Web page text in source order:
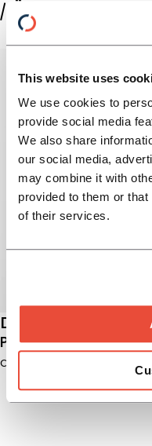
This website uses
We use cookies to
provide social media
We also share
our social media,
may combine it with
provided to them or
of their services.
//ÜBER DIE
Dr. Dirk D. Müller
Partner
dirk.mueller (at) horn-